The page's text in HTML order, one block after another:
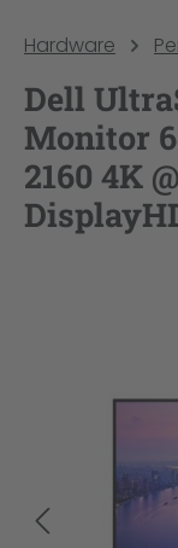
Hardware
Dell
Monitor
2160 4K
Bildergalerie